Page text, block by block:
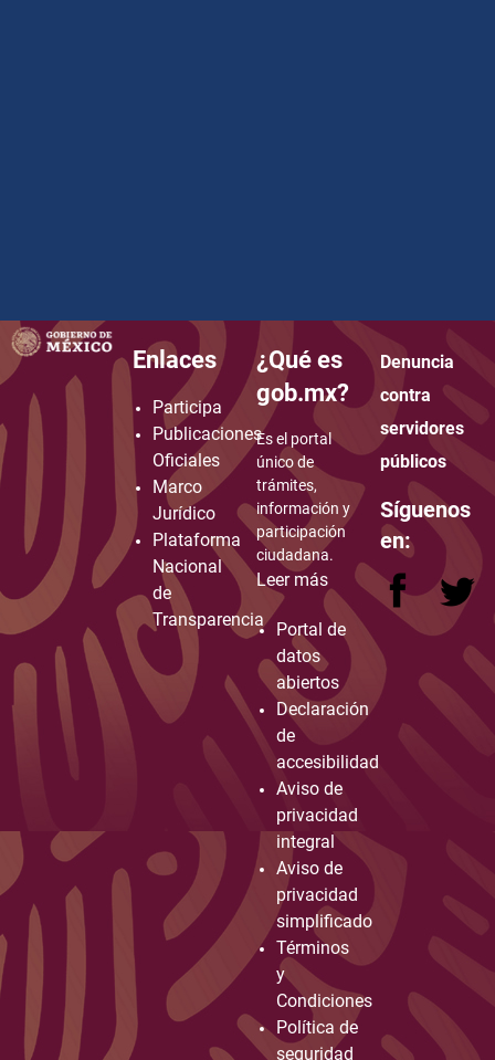
how to embed google map in website
Enlaces
Participa
Publicaciones
Oficiales
Marco
Jurídico
Plataforma
Nacional
de
Transparencia
¿Qué es
gob.mx?
Es el portal
único de
trámites,
información y
participación
ciudadana.
Leer más
Portal de
datos
abiertos
Declaración
de
accesibilidad
Aviso de
privacidad
integral
Aviso de
privacidad
simplificado
Términos
y
Condiciones
Política de
seguridad
Denuncia
contra
servidores
públicos
Síguenos
en: